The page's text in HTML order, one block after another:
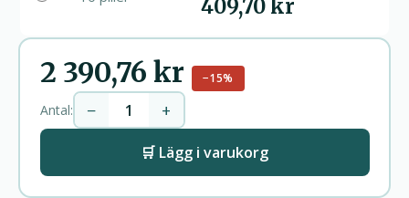
409,70 kr
2 390,76 kr −15%
Antal: − +
🛒 Lägg i varukorg